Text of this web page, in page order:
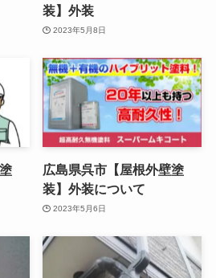
装】外装
2023年5月8日
広島県呉市【屋根外壁塗
装】外装について
2023年5月6日